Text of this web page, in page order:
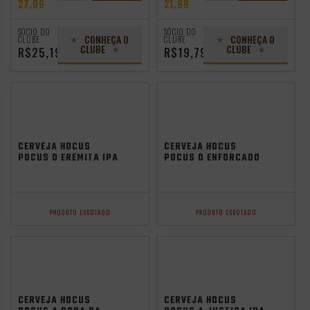
27,99
SÓCIO DO
CLUBE
R$25,19
CONHEÇA O
CLUBE
21,99
SÓCIO DO
CLUBE
R$19,79
CONHEÇA O
CLUBE
CERVEJA HOCUS
POCUS O EREMITA IPA
PRODUTO ESGOTADO
CERVEJA HOCUS
POCUS O ENFORCADO
PRODUTO ESGOTADO
CERVEJA HOCUS CERVEJA HOCUS